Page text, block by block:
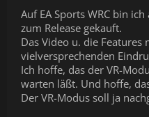
Träume mit dem Builder-
Moments-Modus aktuelle
nostalgische Erinnerungen
Gelände, auf Schnee und
abzuliefern.
Alle aktuellen Informationen
https://www.ea.com/de-de/
Auf EA Sports WRC bin
zum Release gekauft.
Das Video u. die Features
vielversprechenden
Ich hoffe, das der VR-
warten läßt. Und hoffe,
Der VR-Modus soll ja